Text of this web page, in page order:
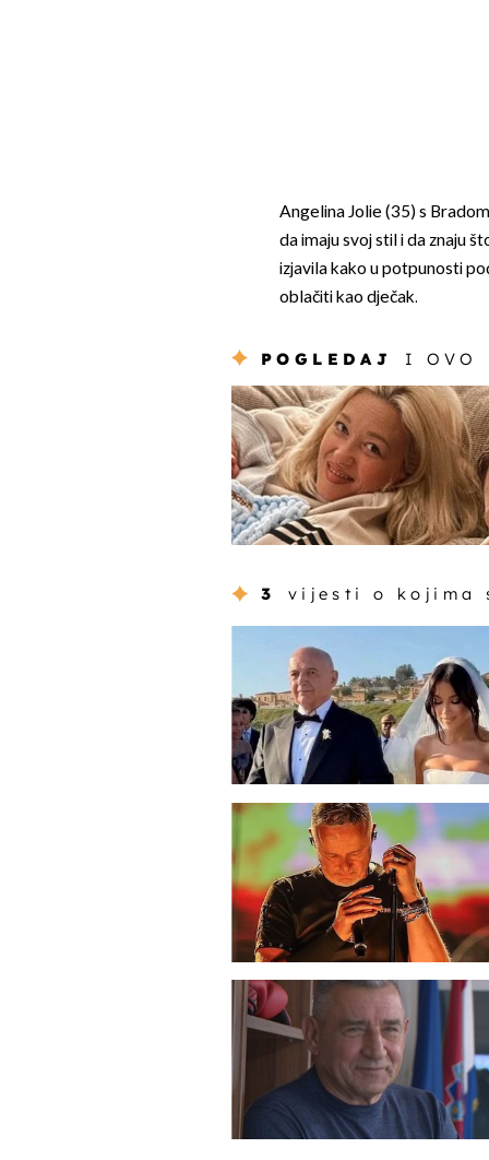
Angelina Jolie (35) s
da imaju svoj stil i da znaju
izjavila kako u potpunosti
oblačiti kao dječak.
POGLEDAJ I OVO
3 vijesti o kojima